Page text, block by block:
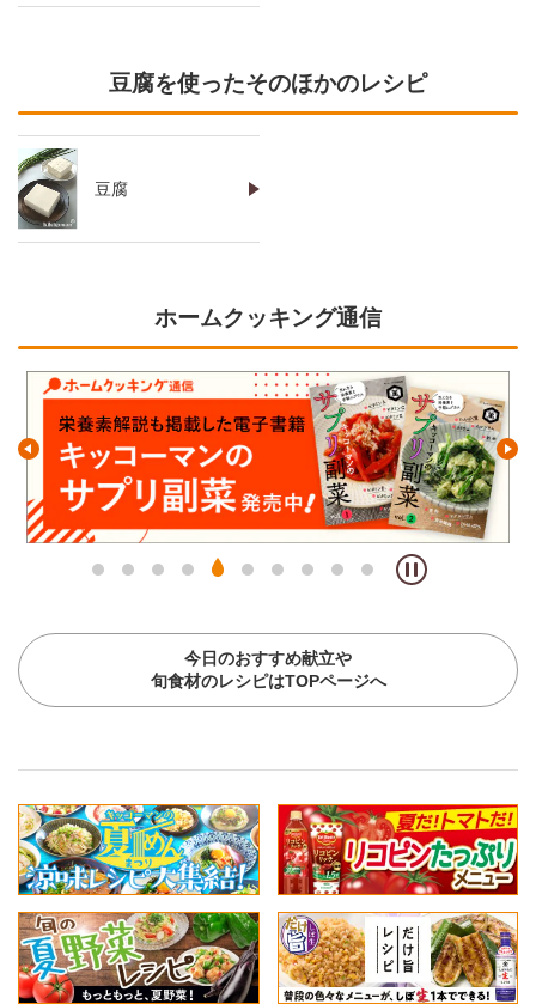
豆腐を使ったそのほかのレシピ
豆腐
ホームクッキング通信
今日のおすすめ献立や
旬食材のレシピはTOPページへ